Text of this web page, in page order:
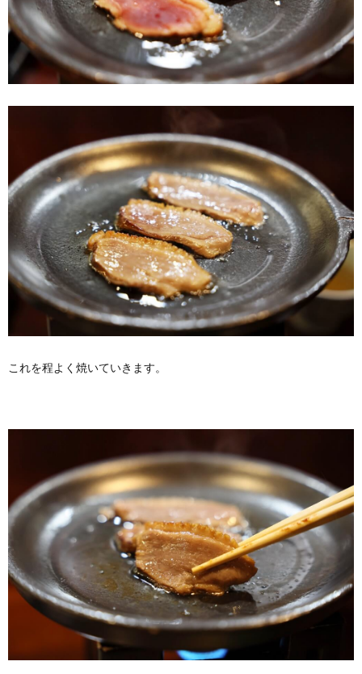
これを程よく焼いていきます。